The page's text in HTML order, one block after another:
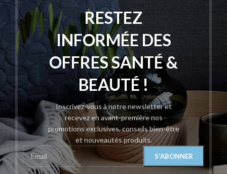
RESTEZ
INFORMÉE DES
OFFRES SANTÉ &
BEAUTÉ !
Inscrivez-vous à notre newsletter et
recevez en avant-première nos
promotions exclusives, conseils bien-être
et nouveautés produits.